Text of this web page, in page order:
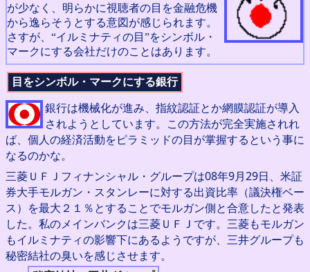
が少なく、明らかに視聴者の目を金融危機
から逸らそうとする意図が感じられます。
さすが、“イルミナティの目”をシンボル・
マークにする会社だけのことはあります。
目をシンボル・マークにする銀行
銀行は機械化が進み、指紋認証とか網膜認証が導入
されようとしています。この方法が完全実施されれ
ば、個人の経済活動をピラミッドの目が掌握するという事に
なるのかな。
三菱ＵＦＪフィナンシャル・グループは08年9月29日、米証
券大手モルガン・スタンレーに対する出資比率（議決権ベー
ス）を最大２１％とすることでモルガン側と合意したと発表
した。私のメインバンクは三菱ＵＦＪです。三菱もモルガン
もイルミナティの影響下にあるようですが、三井グループも
秘密結社の臭いを感じさせます。